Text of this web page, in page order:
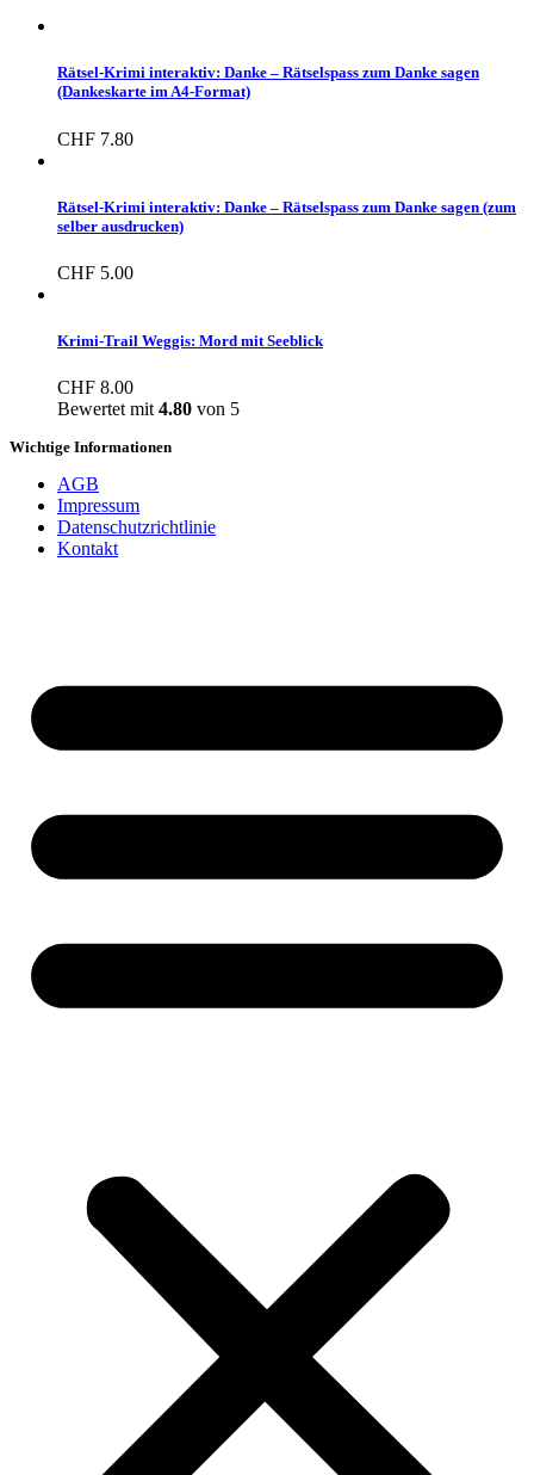
Rätsel-Krimi interaktiv: Danke – Rätselspass zum Danke sagen
(Dankeskarte im A4-Format)
CHF 7.80
Rätsel-Krimi interaktiv: Danke – Rätselspass zum Danke sagen (zum
selber ausdrucken)
CHF 5.00
Krimi-Trail Weggis: Mord mit Seeblick
CHF 8.00
Bewertet mit 4.80 von 5
Wichtige Informationen
AGB
Impressum
Datenschutzrichtlinie
Kontakt